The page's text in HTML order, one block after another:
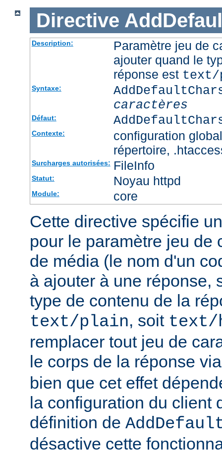
Directive
Description:
Paramètre jeu de
ajouter quand le
réponse est text/
Syntaxe:
caractères
Défaut:
Contexte:
configuration
répertoire,
Surcharges autorisées: FileInfo
Statut: Noyau httpd
Module: core
Cette directive spécifie
pour le paramètre jeu de
de média (le nom d'un
à ajouter à une réponse,
type de contenu de la
text/plain, soit text/
remplacer tout jeu de
le corps de la réponse
bien que cet effet
la configuration du client
définition de
désactive cette